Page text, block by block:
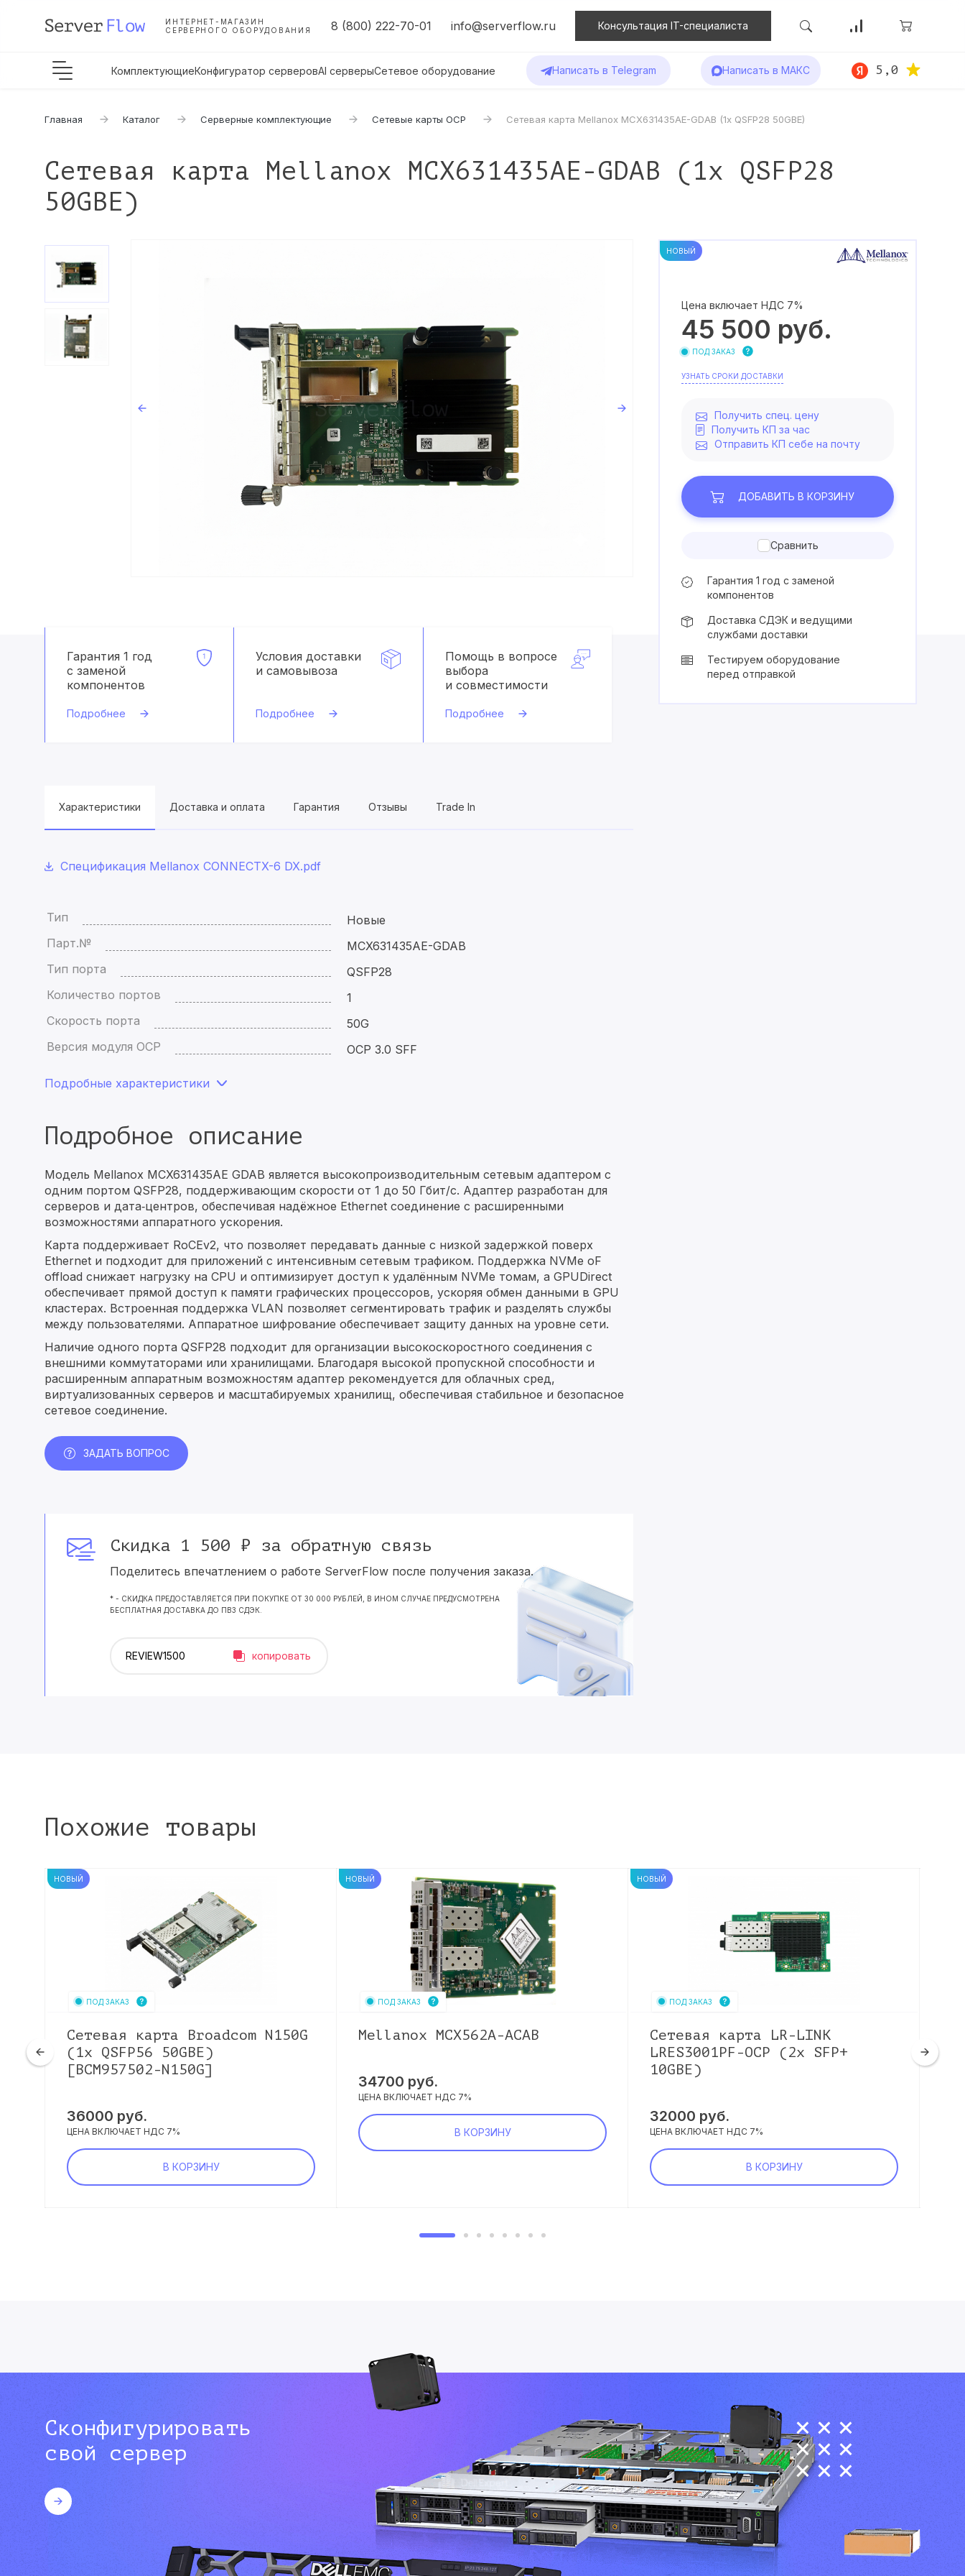
ИНТЕРНЕТ-МАГАЗИН
СЕРВЕРНОГО ОБОРУДОВАНИЯ
8 (800) 222-70-01 info@serverflow.ru Консультация IT-специалиста
КомплектующиеКонфигуратор серверовAI серверыСетевое оборудование Написать в Telegram Написать в МАКС 5,0
Главная Каталог Серверные комплектующие Сетевые карты OCP Сетевая карта Mellanox MCX631435AE-GDAB (1x QSFP28 50GBE)
Сетевая карта Mellanox MCX631435AE-GDAB (1x QSFP28
50GBE)
Гарантия 1 год
с заменой
компонентов
Подробнее
Условия доставки
и самовывоза
Подробнее
Помощь в вопросе
выбора
и совместимости
Подробнее
Характеристики Доставка и оплата Гарантия Отзывы Trade In
Спецификация Mellanox CONNECTX-6 DX.pdf
Тип
Новые
Парт.№
MCX631435AE-GDAB
Тип порта
QSFP28
Количество портов
1
Скорость порта
50G
Версия модуля OCP
OCP 3.0 SFF
Подробные характеристики
Подробное описание
Модель Mellanox MCX631435AE GDAB является высокопроизводительным сетевым адаптером с
одним портом QSFP28, поддерживающим скорости от 1 до 50 Гбит/с. Адаптер разработан для
серверов и дата‑центров, обеспечивая надёжное Ethernet соединение с расширенными
возможностями аппаратного ускорения.
Карта поддерживает RoCEv2, что позволяет передавать данные с низкой задержкой поверх
Ethernet и подходит для приложений с интенсивным сетевым трафиком. Поддержка NVMe oF
offload снижает нагрузку на CPU и оптимизирует доступ к удалённым NVMe томам, а GPUDirect
обеспечивает прямой доступ к памяти графических процессоров, ускоряя обмен данными в GPU
кластерах. Встроенная поддержка VLAN позволяет сегментировать трафик и разделять службы
между пользователями. Аппаратное шифрование обеспечивает защиту данных на уровне сети.
Наличие одного порта QSFP28 подходит для организации высокоскоростного соединения с
внешними коммутаторами или хранилищами. Благодаря высокой пропускной способности и
расширенным аппаратным возможностям адаптер рекомендуется для облачных сред,
виртуализованных серверов и масштабируемых хранилищ, обеспечивая стабильное и безопасное
сетевое соединение.
ЗАДАТЬ ВОПРОС
Скидка 1 500 ₽ за обратную связь
Поделитесь впечатлением о работе ServerFlow после получения заказа.
* - СКИДКА ПРЕДОСТАВЛЯЕТСЯ ПРИ ПОКУПКЕ ОТ 30 000 РУБЛЕЙ, В ИНОМ СЛУЧАЕ ПРЕДУСМОТРЕНА
БЕСПЛАТНАЯ ДОСТАВКА ДО ПВЗ СДЭК.
копировать
НОВЫЙ
Цена включает НДС 7%
45 500 руб.
ПОД ЗАКАЗ
УЗНАТЬ СРОКИ ДОСТАВКИ
Получить спец. цену
Получить КП за час
Отправить КП себе на почту
ДОБАВИТЬ В КОРЗИНУ
Сравнить
Гарантия 1 год с заменой
компонентов
Доставка СДЭК и ведущими
службами доставки
Тестируем оборудование
перед отправкой
Похожие товары
НОВЫЙ
ПОД ЗАКАЗ
Сетевая карта Broadcom N150G
(1x QSFP56 50GBE)
[BCM957502-N150G]
36000 руб.
ЦЕНА ВКЛЮЧАЕТ НДС 7%
В КОРЗИНУ
НОВЫЙ
ПОД ЗАКАЗ
Mellanox MCX562A-ACAB
34700 руб.
ЦЕНА ВКЛЮЧАЕТ НДС 7%
В КОРЗИНУ
НОВЫЙ
ПОД ЗАКАЗ
Сетевая карта LR-LINK
LRES3001PF-OCP (2x SFP+
10GBE)
32000 руб.
ЦЕНА ВКЛЮЧАЕТ НДС 7%
В КОРЗИНУ
Сконфигурировать
свой сервер